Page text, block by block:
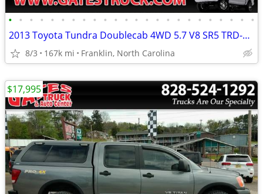
• • • • • • • • • • • • • • • • • • • • • • • •
2013 Toyota Tundra Doublecab 4WD 5.7 V8 SR5 TRD-Rock Warrior *Black*
8/3 167k mi Franklin, North Carolina
$17,995